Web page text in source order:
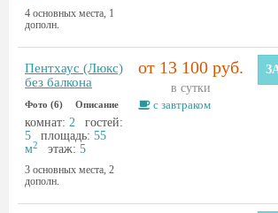
4 основных места, 1
дополн.
Пентхаус (Люкс)
без балкона
Фото (6) Описание
комнат: 2
гостей:
5
площадь: 55
м2 этаж: 5
3 основных места, 2
дополн.
от 13 100 руб.
в сутки
с завтраком